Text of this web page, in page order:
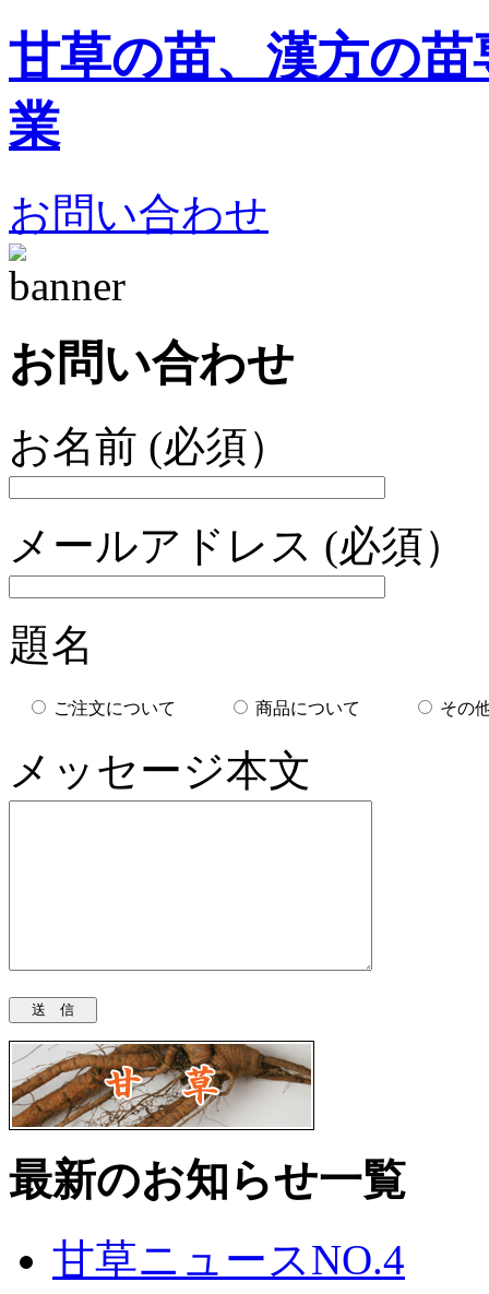
甘草の苗、漢方の
業
お問い合わせ
お問い合わせ
お名前 (必須）
メールアドレス (必須）
題名
ご注文について 商品について その
メッセージ本文
最新のお知らせ一覧
甘草ニュースNO.4